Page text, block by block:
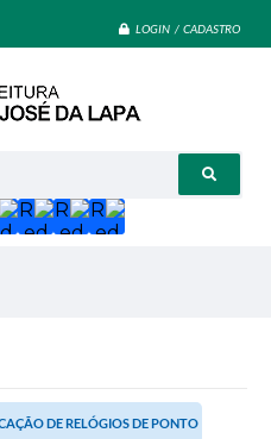
LOGIN / CADASTRO
DE RELÓGIOS DE PONTO